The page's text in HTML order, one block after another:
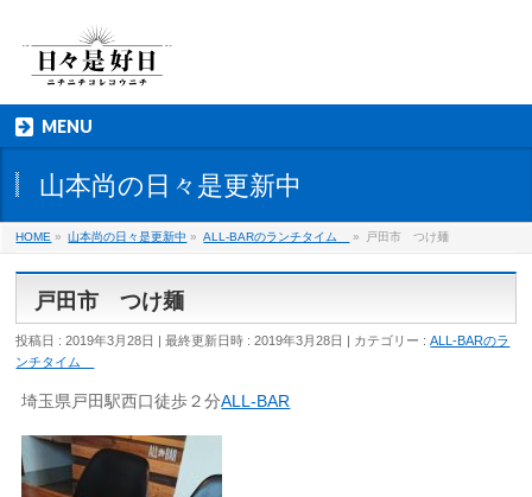
MENU
山本尚の日々是更新中
HOME » 山本尚の日々是更新中 » ALL-BARのランチタイム » 戸田市 つけ麺
戸田市 つけ麺
投稿日 : 2019年3月28日 最終更新日時 : 2019年3月28日 カテゴリー :ALL-BARのラ
ンチタイム
埼玉県戸田駅西口徒歩２分ALL-BAR